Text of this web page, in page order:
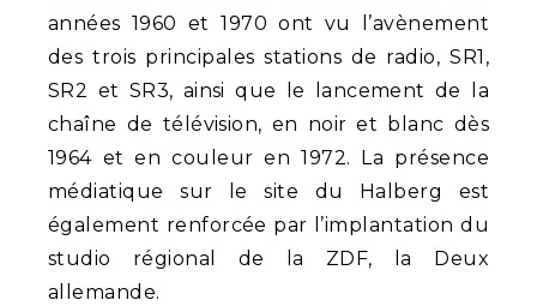
années 1960 et 1970 ont vu l’avènement
des trois principales stations de radio, SR1,
SR2 et SR3, ainsi que le lancement de la
chaîne de télévision, en noir et blanc dès
1964 et en couleur en 1972. La présence
médiatique sur le site du Halberg est
également renforcée par l’implantation du
studio régional de la ZDF, la Deux
allemande.